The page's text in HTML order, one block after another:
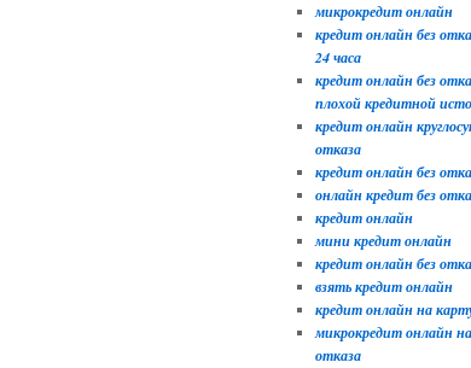
микрокредит онлайн
кредит онлайн без
24 часа
кредит онлайн без
плохой кредитной
кредит онлайн
отказа
кредит онлайн без
онлайн кредит без
кредит онлайн
мини кредит онлайн
кредит онлайн без
взять кредит онлайн
кредит онлайн на
микрокредит онлайн
отказа